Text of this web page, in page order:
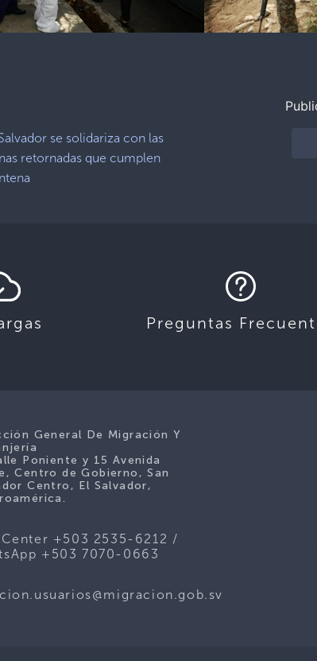
se solidariza con las
retornadas que cumplen
Preguntas
General De Migración Y
Poniente y 15 Avenida
Centro de Gobierno, San
Centro, El Salvador,
+503 2535-6212 /
+503 7070-0663